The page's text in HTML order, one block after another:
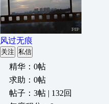
风过无痕
关注 私信
精华：0帖
求助：0帖
帖子：3帖 | 132回